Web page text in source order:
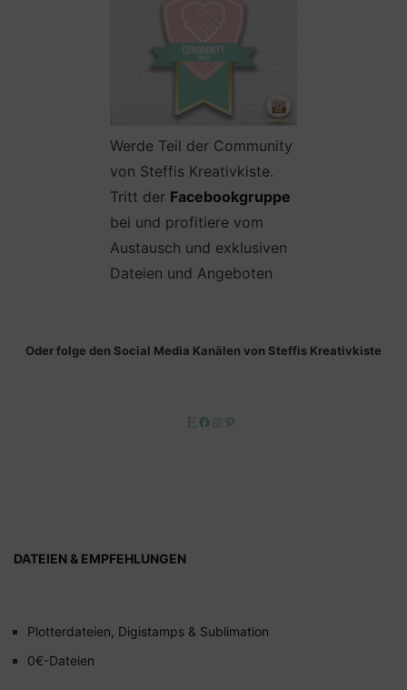
Werde Teil der Community
von Steffis Kreativkiste.
Tritt der Facebookgruppe
bei und profitiere vom
Austausch und exklusiven
Dateien und Angeboten
Oder folge den Social Media Kanälen von Steffis Kreativkiste
EtsyFacebook
Instagram
DATEIEN & EMPFEHLUNGEN
Plotterdateien, Digistamps & Sublimation
0€-Dateien